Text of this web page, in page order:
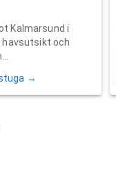
Kalmarsund i
havsutsikt och
→